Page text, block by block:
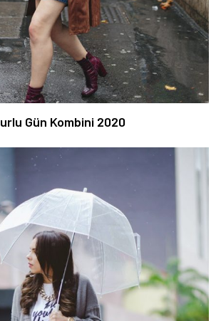
Gün Kombini 2020